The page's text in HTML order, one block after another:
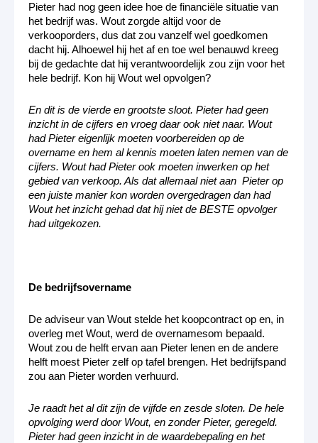
Pieter had nog geen idee hoe de financiële situatie van
het bedrijf was. Wout zorgde altijd voor de
verkooporders, dus dat zou vanzelf wel goedkomen
dacht hij. Alhoewel hij het af en toe wel benauwd kreeg
bij de gedachte dat hij verantwoordelijk zou zijn voor het
hele bedrijf. Kon hij Wout wel opvolgen?
En dit is de vierde en grootste sloot. Pieter had geen
inzicht in de cijfers en vroeg daar ook niet naar. Wout
had Pieter eigenlijk moeten voorbereiden op de
overname en hem al kennis moeten laten nemen van de
cijfers. Wout had Pieter ook moeten inwerken op het
gebied van verkoop. Als dat allemaal niet aan Pieter op
een juiste manier kon worden overgedragen dan had
Wout het inzicht gehad dat hij niet de BESTE opvolger
had uitgekozen.
De bedrijfsovername
De adviseur van Wout stelde het koopcontract op en, in
overleg met Wout, werd de overnamesom bepaald.
Wout zou de helft ervan aan Pieter lenen en de andere
helft moest Pieter zelf op tafel brengen. Het bedrijfspand
zou aan Pieter worden verhuurd.
Je raadt het al dit zijn de vijfde en zesde sloten. De hele
opvolging werd door Wout, en zonder Pieter, geregeld.
Pieter had geen inzicht in de waardebepaling en het